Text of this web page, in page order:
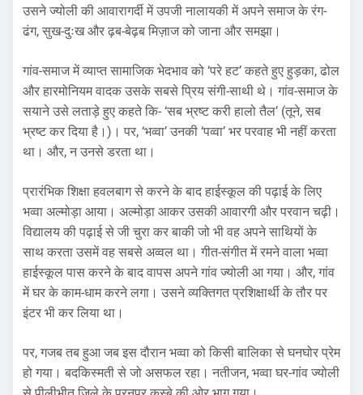
उसने ज्योली की आवारागर्दी में उपजी नालायकी में अपने समाज के रंग-
ढंग, सुख-दुःख और ढ़ब-बेढ़ब मिज़ाज को जाना और समझा।
गांव-समाज में व्याप्त सामाजिक भेदभाव को ‘परे हट’ कहते हुए हुड़का, ढोल
और हारमोनियम वादक उसके सबसे प्रिय संगी-साथी थे। गांव-समाज के
सयाने उसे लताड़े हुए कहते कि- ‘सब भ्रष्ट करी हालो तैल’ (तूने, सब
भ्रष्ट कर दिया है।)। पर, ‘भव्वा’ उनकी ‘पव्वा’ भर परवाह भी नहीं करता
था। और, न उनसे डरता था।
प्रारंभिक शिक्षा हवलबाग से करने के बाद हाईस्कूल की पढ़ाई के लिए
भव्वा अल्मोड़ा आया। अल्मोड़ा आकर उसकी आवारगी और परवान चढ़ी।
विद्यालय की पढ़ाई से जी चुरा कर बाकी जो भी वह अपने साथियों के
साथ करता उसमें वह सबसे अव्वल था। गीत-संगीत में रमने वाला भव्वा
हाईस्कूल पास करने के बाद वापस अपने गांव ज्योली आ गया। और, गांव
में घर के काम-धाम करने लगा। उसने व्यक्तिगत प्रशिक्षार्थी के तौर पर
इंटर भी कर लिया था।
पर, गजब तब हुआ जब इस दौरान भव्वा को किसी बालिका से घनघोर प्रेम
हो गया। बदकिस्मती से जो असफल रहा। नतीजन, भव्वा घर-गांव ज्योली